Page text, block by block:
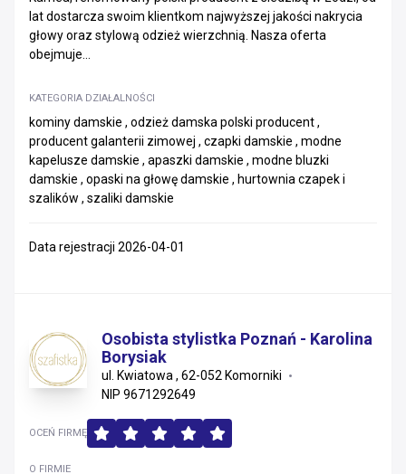
lat dostarcza swoim klientkom najwyższej jakości nakrycia
głowy oraz stylową odzież wierzchnią. Nasza oferta
obejmuje...
KATEGORIA DZIAŁALNOŚCI
kominy damskie , odzież damska polski producent ,
producent galanterii zimowej , czapki damskie , modne
kapelusze damskie , apaszki damskie , modne bluzki
damskie , opaski na głowę damskie , hurtownia czapek i
szalików , szaliki damskie
Data rejestracji 2026-04-01
Osobista stylistka Poznań - Karolina
Borysiak
ul. Kwiatowa , 62-052 Komorniki
NIP 9671292649
O FIRMIE
OCEŃ FIRMĘ